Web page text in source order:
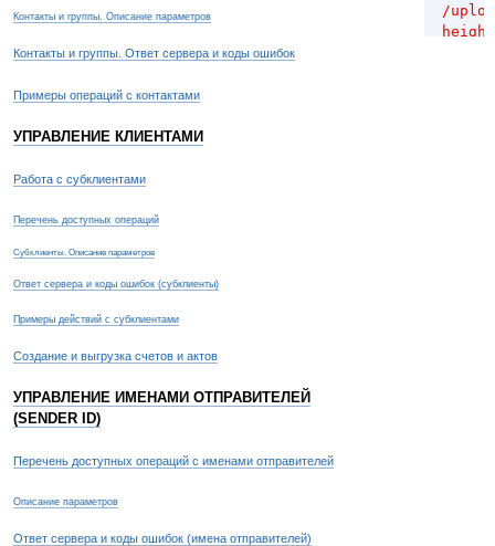
Контакты и группы. Описание параметров
Контакты и группы. Ответ сервера и коды ошибок
Примеры операций с контактами
УПРАВЛЕНИЕ КЛИЕНТАМИ
Работа с субклиентами
Перечень доступных операций
Субклиенты. Описание параметров
Ответ сервера и коды ошибок (субклиенты)
Примеры действий с субклиентами
Создание и выгрузка счетов и актов
УПРАВЛЕНИЕ ИМЕНАМИ ОТПРАВИТЕЛЕЙ
(SENDER ID)
Перечень доступных операций с именами отправителей
Описание параметров
Ответ сервера и коды ошибок (имена отправителей)
/